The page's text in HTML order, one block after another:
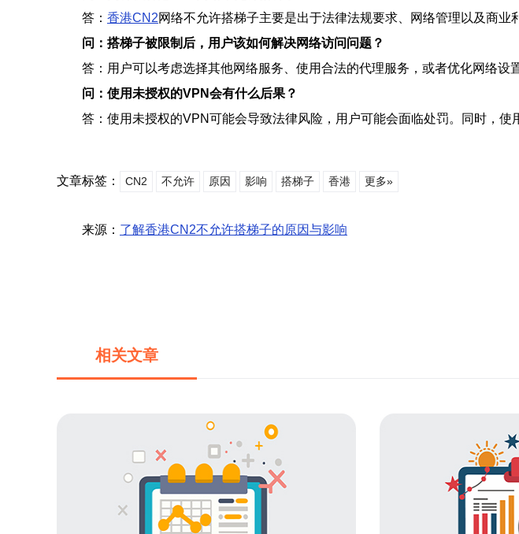
答： 香港CN2网络不允许搭梯子主要是出于法律法规要求、网络管理以及商业
问：搭梯子被限制后，用户该如何解决网络访问问题？
答：用户可以考虑选择其他网络服务、使用合法的代理服务，或者优化网络设
问：使用未授权的VPN会有什么后果？
答：使用未授权的VPN可能会导致法律风险，用户可能会面临处罚。同时，使
文章标签： CN2 不允许 原因 影响 搭梯子 香港 更多»
来源： 了解香港CN2不允许搭梯子的原因与影响
相关文章